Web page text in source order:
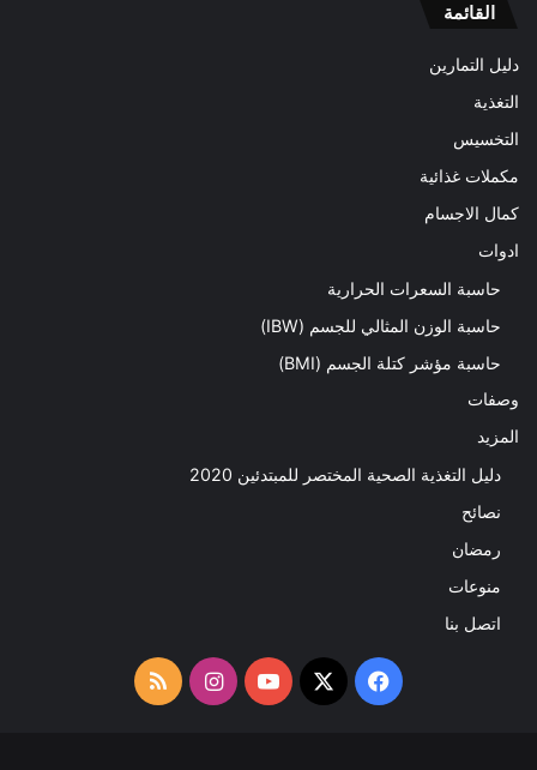
القائمة
دليل التمارين
التغذية
التخسيس
مكملات غذائية
كمال الاجسام
ادوات
حاسبة السعرات الحرارية
حاسبة الوزن المثالي للجسم (IBW)
حاسبة مؤشر كتلة الجسم (BMI)
وصفات
المزيد
دليل التغذية الصحية المختصر للمبتدئين 2020​
نصائح
رمضان
منوعات
اتصل بنا
فيسبوك
‫X
‫YouTubeانستقرامملخص